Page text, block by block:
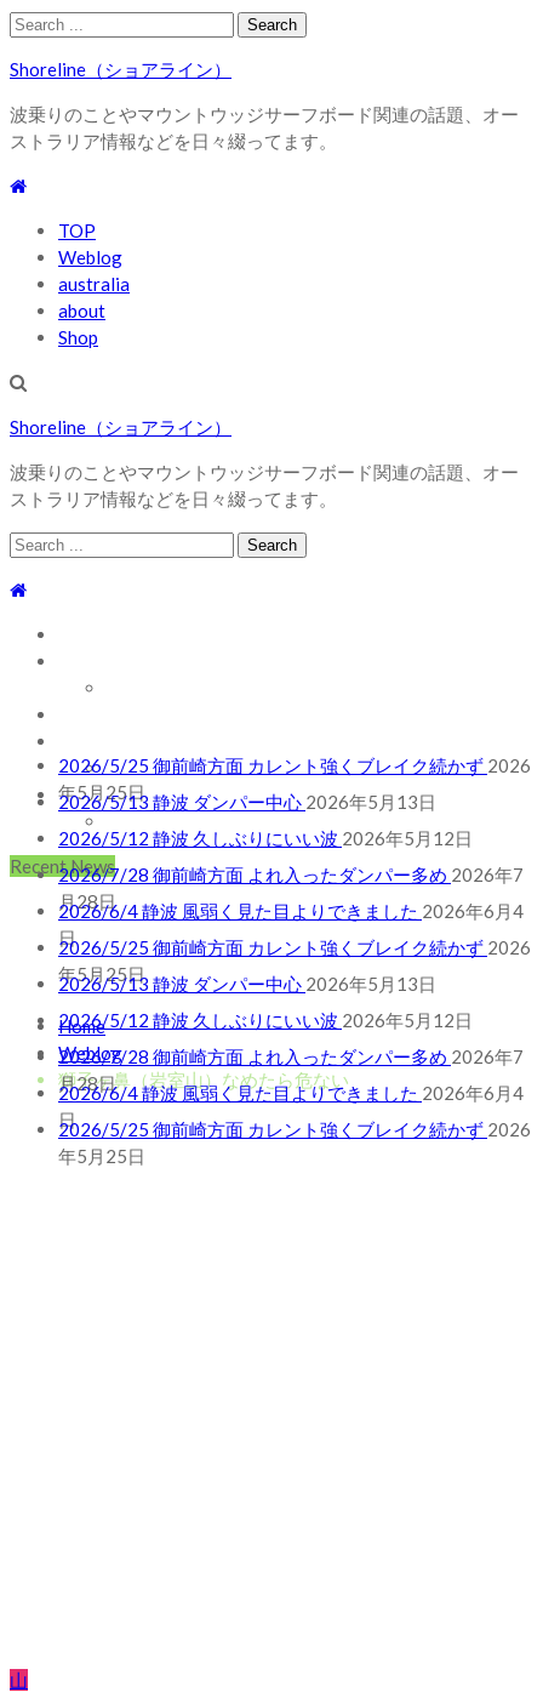
Skip
navigation
Skip
content
Search
Shoreline（ショアライン）
波乗りのことやマウントウッジサーフボード関連の話題、オー
ストラリア情報などを日々綴ってます。
TOP
Weblog
australia
about
Shop
Shoreline（ショアライン）
波乗りのことやマウントウッジサーフボード関連の話題、オー
ストラリア情報などを日々綴ってます。
Search
お問い合わせ
SHOP
Recent News
年5月25日
2026/5/13 静波 ダンパー中心 2026年5月13日
2026/5/12 静波 久しぶりにいい波2026年5月12日
2026/7/28 御前崎方面 よれ入ったダンパー多め2026年7
月28日
2026/6/4 静波 風弱く見た目よりできました2026年6月4
日
2026/5/25 御前崎方面 カレント強くブレイク続かず2026
年5月25日
2026/5/13 静波 ダンパー中心 2026年5月13日
2026/5/12 静波 久しぶりにいい波2026年5月12日
2026/7/28 御前崎方面 よれ入ったダンパー多め2026年7
月28日
2026/6/4 静波 風弱く見た目よりできました2026年6月4
日
2026/5/25 御前崎方面 カレント強くブレイク続かず2026
年5月25日
Home
Weblog
獅子ヶ鼻（岩室山）なめたら危ない
山